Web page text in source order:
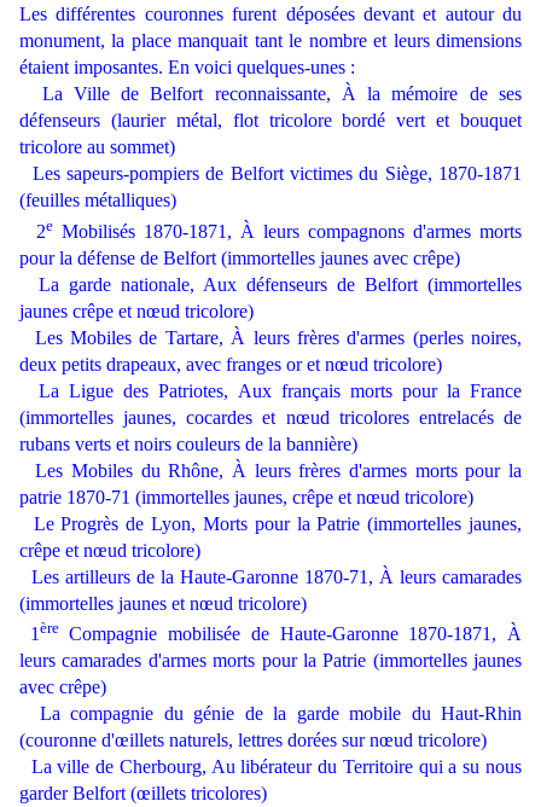
Les différentes couronnes furent déposées devant et autour du
monument, la place manquait tant le nombre et leurs dimensions
étaient imposantes. En voici quelques-unes :
La Ville de Belfort reconnaissante, À la mémoire de ses
défenseurs (laurier métal, flot tricolore bordé vert et bouquet
tricolore au sommet)
Les sapeurs-pompiers de Belfort victimes du Siège, 1870-1871
(feuilles métalliques)
2e Mobilisés 1870-1871, À leurs compagnons d'armes morts
pour la défense de Belfort (immortelles jaunes avec crêpe)
La garde nationale, Aux défenseurs de Belfort (immortelles
jaunes crêpe et nœud tricolore)
Les Mobiles de Tartare, À leurs frères d'armes (perles noires,
deux petits drapeaux, avec franges or et nœud tricolore)
La Ligue des Patriotes, Aux français morts pour la France
(immortelles jaunes, cocardes et nœud tricolores entrelacés de
rubans verts et noirs couleurs de la bannière)
Les Mobiles du Rhône, À leurs frères d'armes morts pour la
patrie 1870-71 (immortelles jaunes, crêpe et nœud tricolore)
Le Progrès de Lyon, Morts pour la Patrie (immortelles jaunes,
crêpe et nœud tricolore)
Les artilleurs de la Haute-Garonne 1870-71, À leurs camarades
(immortelles jaunes et nœud tricolore)
1 èreCompagnie mobilisée de Haute-Garonne 1870-1871, À
leurs camarades d'armes morts pour la Patrie (immortelles jaunes
avec crêpe)
La compagnie du génie de la garde mobile du Haut-Rhin
(couronne d'œillets naturels, lettres dorées sur nœud tricolore)
La ville de Cherbourg, Au libérateur du Territoire qui a su nous
garder Belfort (œillets tricolores)